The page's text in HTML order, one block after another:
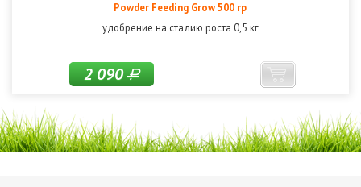
Powder Feeding Grow 500 гр
удобрение на стадию роста 0,5 кг
2 090Р